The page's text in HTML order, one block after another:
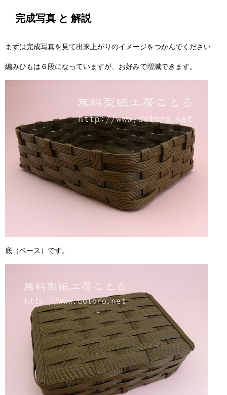
完成写真 と 解説
まずは完成写真を見て出来上がりのイメージをつかんでください
編みひもは６段になっていますが、お好みで増減できます。
底（ベース）です。